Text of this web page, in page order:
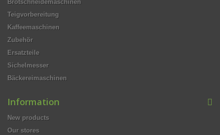
Brotschneidemaschinen
Teigvorbereitung
Kaffeemaschinen
Zubehör
Ersatzteile
Sichelmesser
Bäckereimaschinen
Information
New products
Our stores